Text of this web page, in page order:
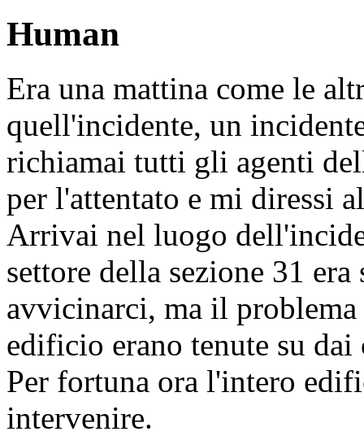
Human
Era una mattina come le
quell'incidente, un
richiamai tutti gli agenti
per l'attentato e mi diressi
Arrivai nel luogo
settore della sezione 31
avvicinarci, ma il
edificio erano tenute su
Per fortuna ora l'intero
intervenire.